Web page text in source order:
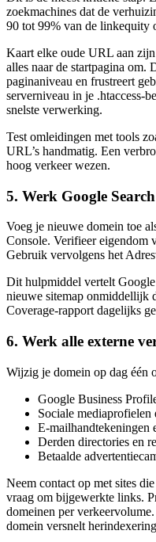
zoekmachines dat de
90 tot 99% van de linkequity
Kaart elke oude URL aan
alles naar de startpagina om.
paginaniveau en frustreert
serverniveau in je .htaccess-
snelste verwerking.
Test omleidingen met tools
URL’s handmatig. Een
hoog verkeer wezen.
5. Werk Google
Voeg je nieuwe domein toe
Console. Verifieer
Gebruik vervolgens het
Dit hulpmiddel vertelt
nieuwe sitemap onmiddellijk
Coverage-rapport dagelijks
6. Werk alle externe
Wijzig je domein op dag één
Google Business
Sociale mediaprofielen
E-mailhandtekeningen
Derden directories en
Betaalde
Neem contact op met sites
vraag om bijgewerkte links.
domeinen per
domein versnelt